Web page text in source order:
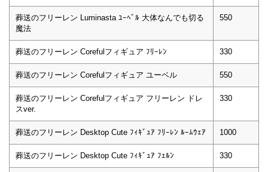
葬送のフリーレン Luminasta ﾕｰﾍﾞﾙ 大体なんでも切る
魔法
550
葬送のフリーレン Corefulフィギュア ﾌﾘｰﾚﾝ 330
葬送のフリーレン Corefulフィギュア ユーベル 550
葬送のフリーレン Corefulフィギュア フリーレン ドレ
スver.
330
葬送のフリーレン Desktop Cute ﾌｨｷﾞｭｱ ﾌﾘｰﾚﾝ ﾙｰﾑｳｪｱ 1000
葬送のフリーレン Desktop Cute ﾌｨｷﾞｭｱ ﾌｪﾙﾝ 330